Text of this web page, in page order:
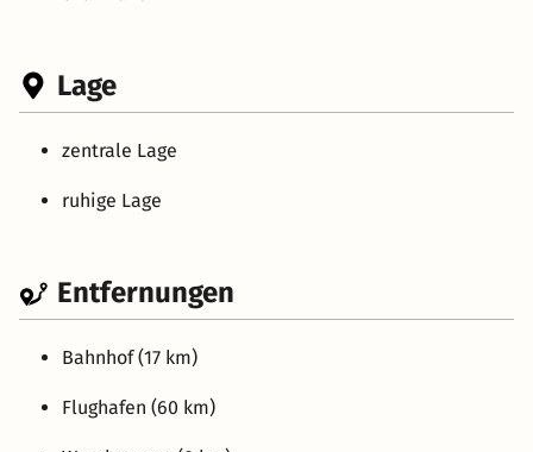
Lage
zentrale Lage
ruhige Lage
Entfernungen
Bahnhof (17 km)
Flughafen (60 km)